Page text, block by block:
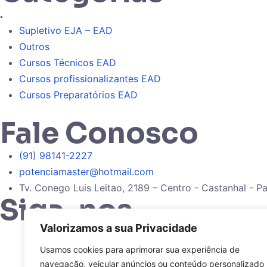
Valorizamos a sua Privacidade
Usamos cookies para aprimorar sua experiência de
navegação, veicular anúncios ou conteúdo personalizado
.
Supletivo EJA – EAD
Outros
Cursos Técnicos EAD
Cursos profissionalizantes EAD
Cursos Preparatórios EAD
Fale Conosco
(91) 98141-2227
potenciamaster@hotmail.com
Tv. Conego Luis Leitao, 2189 – Centro - Castanhal -
Siga-nos